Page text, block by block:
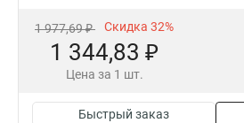
1 977,69 ₽ Скидка 32%
1 344,83 ₽
Цена за 1 шт.
Быстрый заказ